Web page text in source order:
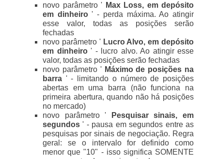
novo parâmetro ' Max Loss, em depósito
em dinheiro' - perda máxima. Ao atingir
esse valor, todas as posições serão
fechadas
novo parâmetro ' Lucro Alvo, em depósito
em dinheiro' - lucro alvo. Ao atingir esse
valor, todas as posições serão fechadas
novo parâmetro ' Máximo de posições na
barra ' - limitando o número de posições
abertas em uma barra (não funciona na
primeira abertura, quando não há posições
no mercado)
novo parâmetro '
Pesquisar sinais, em
segundos ' - pausa em segundos entre as
pesquisas por sinais de negociação. Regra
geral: se o intervalo for definido como
menor que "10" - isso significa SOMENTE